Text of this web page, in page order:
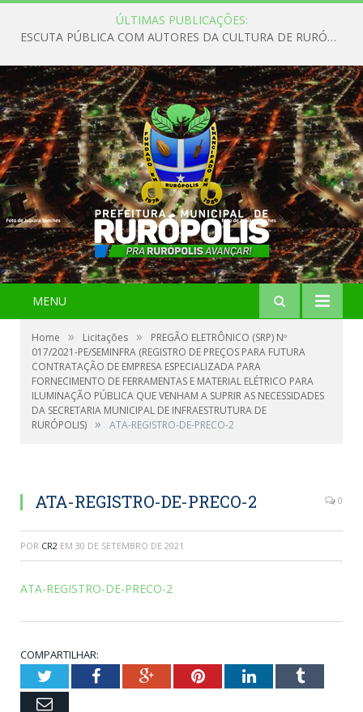
ÚLTIMAS PUBLICAÇÕES:
ESCUTA PÚBLICA COM AUTORES DA CULTURA DE RURÓPOLIS
MENU
Home » Licitações »
PREGÃO ELETRÔNICO (SRP) Nº
017/2021-PE/SEMINFRA (REGISTRO DE PREÇOS PARA FUTURA
CONTRATAÇÃO DE EMPRESA ESPECIALIZADA PARA
FORNECIMENTO DE FERRAMENTAS E MATERIAL ELÉTRICO PARA
ILUMINAÇÃO PÚBLICA QUE VENHAM A SUPRIR AS NECESSIDADES
DA SECRETARIA MUNICIPAL DE INFRAESTRUTURA DE
RURÓPOLIS) » ATA-REGISTRO-DE-PRECO-2
ATA-REGISTRO-DE-PRECO-2 0
POR CR2 EM 30 DE SETEMBRO DE 2021
ATA-REGISTRO-DE-PRECO-2
COMPARTILHAR:
TwitterFacebookGoogle+PinterestLinkedInTumblr
Email